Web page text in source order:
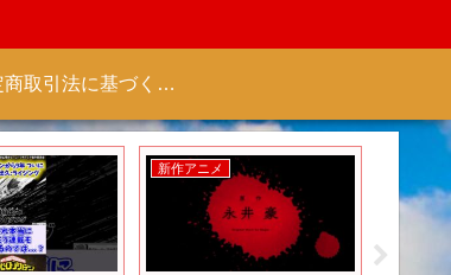
特定商取引法に基づく表記（商取引に関する開示）
新作アニメ